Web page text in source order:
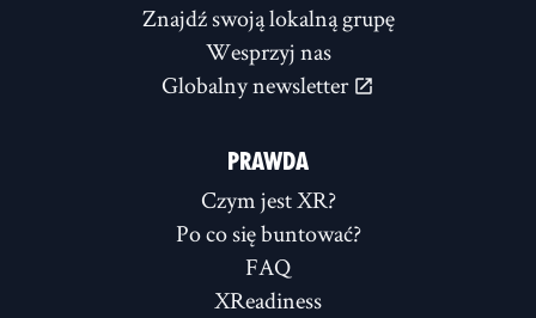
Znajdź swoją lokalną grupę
Wesprzyj nas
Globalny newsletter
PRAWDA
Czym jest XR?
Po co się buntować?
FAQ
XReadiness